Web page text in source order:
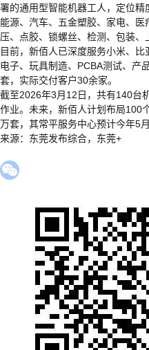
署的通用型智能机器工人，定位
能源、汽车、五金塑胶、家电、
压、点胶、锁螺丝、检测、包装、
目前，新佰人已深度服务小米、
电子、玩具制造、PCBA测试、产
套，实际交付客户30余家。
截至2026年3月12日，共有140台
作业。未来，新佰人计划布局100
万套，其常平服务中心预计今年5月
来源：东莞发布综合，东莞+